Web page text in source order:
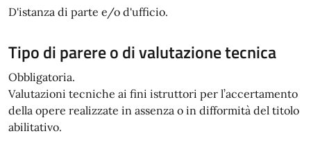
D'istanza di parte e/o d'ufficio.
Tipo di parere o di valutazione tecnica
Obbligatoria.
Valutazioni tecniche ai fini istruttori per l’accertamento
della opere realizzate in assenza o in difformità del titolo
abilitativo.